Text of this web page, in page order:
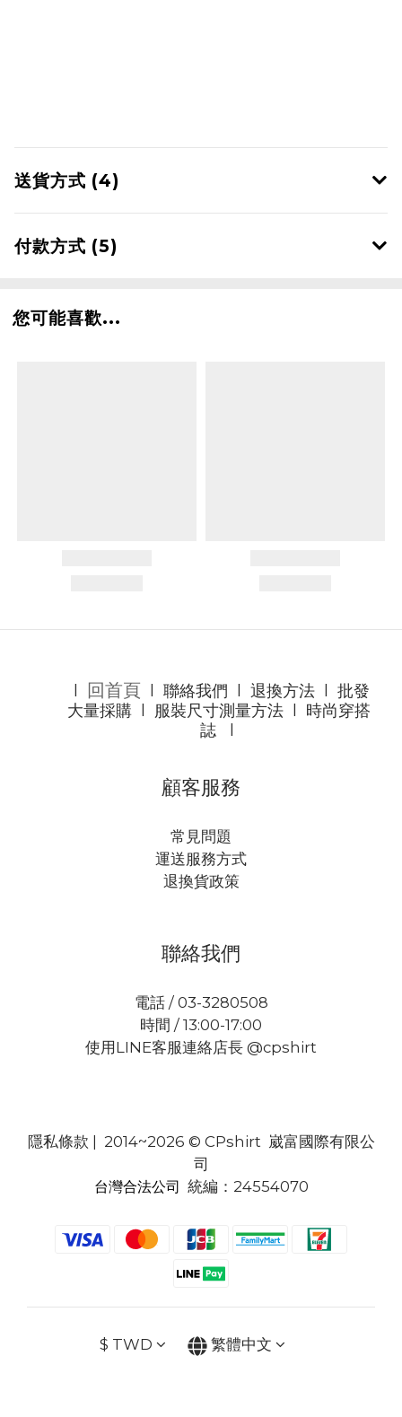
送貨方式 (4)
付款方式 (5)
您可能喜歡...
回首頁 聯絡我們 退換方法l 批發
大量採購
服裝尺寸測量方法
時尚穿搭
誌l
顧客服務
常見問題
運送服務方式
退換貨政策
聯絡我們
電話 / 03-3280508
時間 / 13:00-17:00
使用LINE客服連絡店長 @cpshirt
隱私條款 | 2014~2026 © CPshirt 崴富國際有限公
司
台灣合法公司 統編：24554070
$ TWD 繁體中文